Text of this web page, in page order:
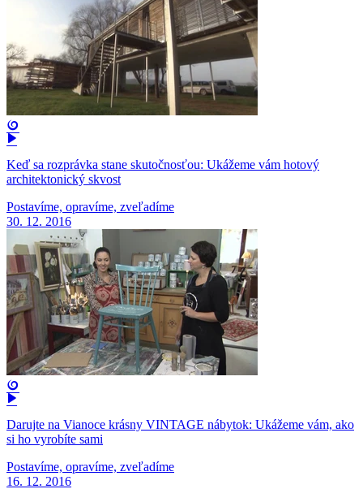
Keď sa rozprávka stane skutočnosťou: Ukážeme vám hotový
architektonický skvost
Postavíme, opravíme, zveľadíme
30. 12. 2016
Darujte na Vianoce krásny VINTAGE nábytok: Ukážeme vám, ako
si ho vyrobíte sami
Postavíme, opravíme, zveľadíme
16. 12. 2016